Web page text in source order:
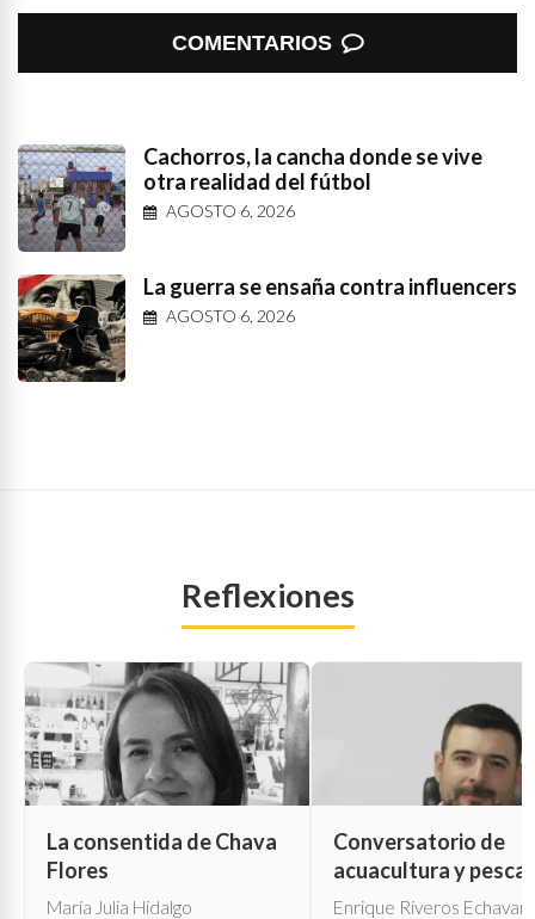
COMENTARIOS
Cachorros, la cancha donde se vive
otra realidad del fútbol
AGOSTO 6, 2026
La guerra se ensaña contra influencers
AGOSTO 6, 2026
Reflexiones
La consentida de Chava
Flores
María Julia Hidalgo
Conversatorio de
acuacultura y pesca
Enrique Riveros